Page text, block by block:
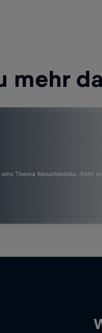
mehr
Thema Mountainbike, BMX